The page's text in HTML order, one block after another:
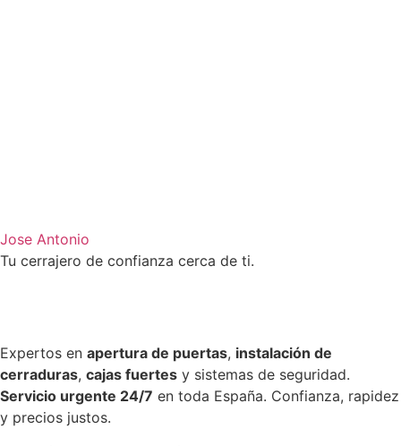
Jose Antonio
Tu cerrajero de confianza cerca de ti.
Expertos en apertura de puertas, instalación de
cerraduras, cajas fuertes y sistemas de seguridad.
Servicio urgente 24/7 en toda España. Confianza, rapidez
y precios justos.